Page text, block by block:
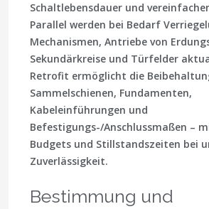
Schaltlebensdauer und
Parallel werden bei Bedarf
Mechanismen, Antriebe von
Sekundärkreise und Türfelder
Retrofit ermöglicht die
Sammelschienen, Fundamenten,
Kabeleinführungen und
Befestigungs-/Anschlussmaßen –
Budgets und Stillstandszeiten bei
Zuverlässigkeit.
Bestimmung und